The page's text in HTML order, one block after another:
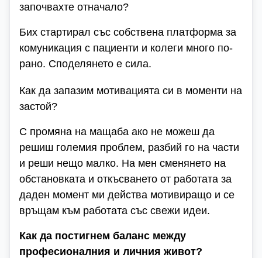
започвахте отначало?
Бих стартирал със собствена платформа за
комуникация с пациенти и колеги много по-
рано. Споделянето е сила.
Как да запазим мотивацията си в моменти на
застой?
С промяна на мащаба ако не можеш да
решиш големия проблем, разбий го на части
и реши нещо малко. На мен сменянето на
обстановката и откъсването от работата за
даден момент ми действа мотивиращо и се
връщам към работата със свежи идеи.
Как да постигнем баланс между
професионалния и личния живот?